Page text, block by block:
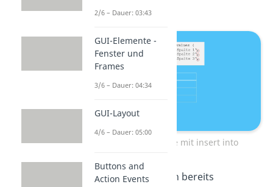
Füllen der Tabelle mit insert into
Du kannst aber auch bereits
2/6 – Dauer: 03:43
GUI-Elemente -
Fenster und
Frames
3/6 – Dauer: 04:34
GUI-Layout
4/6 – Dauer: 05:00
Buttons and
Action Events